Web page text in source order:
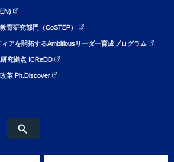
育研究部門（CoSTEP）
アを開拓するAmbitiousリーダー育成プログラム
究拠点 ICReDD
革 Ph.Discover